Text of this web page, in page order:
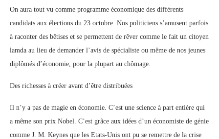
On aura tout vu comme programme économique des différents
candidats aux élections du 23 octobre. Nos politiciens s’amusent parfois
à raconter des bêtises et se permettent de rêver comme le fait un citoyen
lamda au lieu de demander l’avis de spécialiste ou même de nos jeunes
diplômés d’économie, pour la plupart au chômage.
Des richesses à créer avant d’être distribuées
Il n’y a pas de magie en économie. C’est une science à part entière qui
a même son prix Nobel. C’est grâce aux idées d’un économiste de génie
comme J. M. Keynes que les Etats-Unis ont pu se remettre de la crise